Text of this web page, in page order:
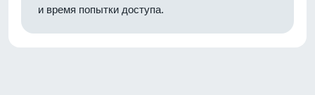
и время попытки доступа.